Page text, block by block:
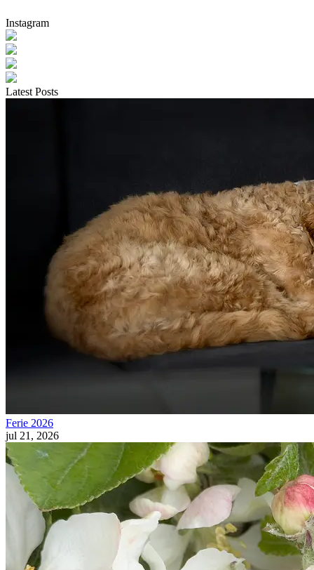
Instagram
Latest Posts
Ferie 2026
jul 21, 2026